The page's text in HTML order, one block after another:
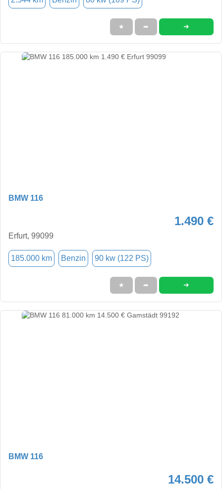
★ ➦ ➜
BMW 116
1.490 €
Erfurt, 99099
185.000 km Benzin 90 kw (122 PS)
★ ➦ ➜
BMW 116
14.500 €